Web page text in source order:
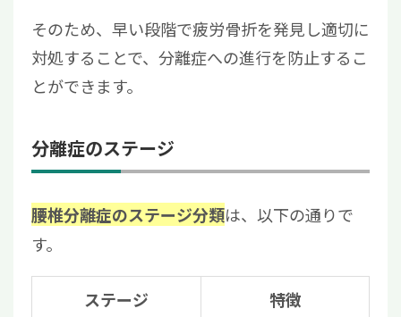
そのため、早い段階で疲労骨折を発見し適切に
対処することで、分離症への進行を防止するこ
とができます。
分離症のステージ
腰椎分離症のステージ分類は、以下の通りで
す。
ステージ 特徴